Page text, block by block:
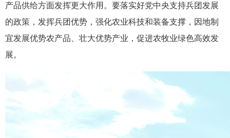
产品供给方面发挥更大作用。要落实好党中央支持兵团发展
的政策，发挥兵团优势，强化农业科技和装备支撑，因地制
宜发展优势农产品、壮大优势产业，促进农牧业绿色高效发
展。